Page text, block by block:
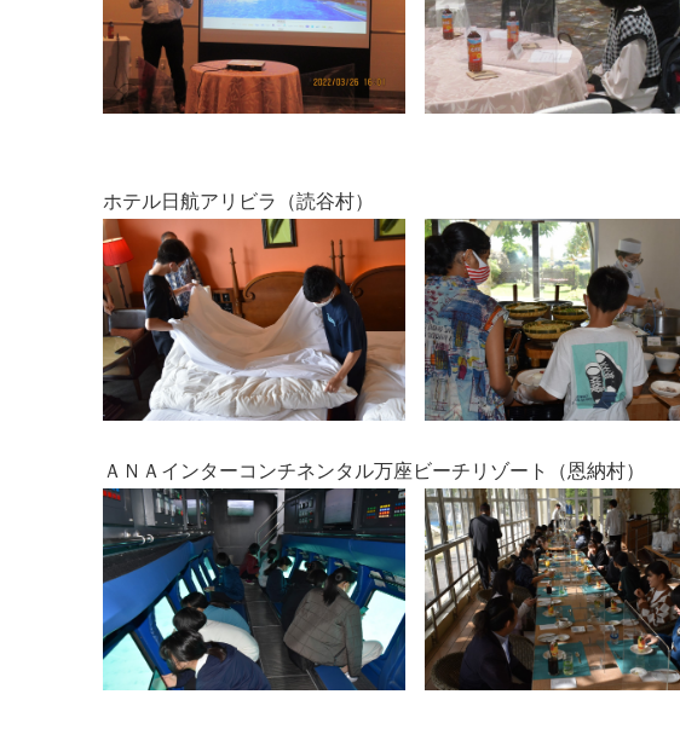
ホテル日航アリビラ（読谷村）
ＡＮＡインターコンチネンタル万座ビーチリゾート（恩納村）